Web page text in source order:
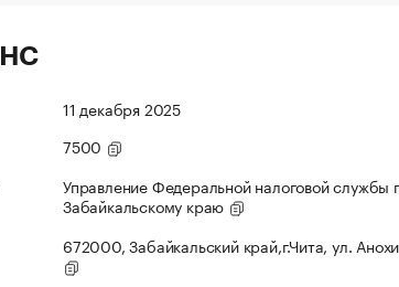
11 декабря 2025
7500
Управление Федеральной налоговой службы
Забайкальскому краю
672000, Забайкальский край,г.Чита, ул.